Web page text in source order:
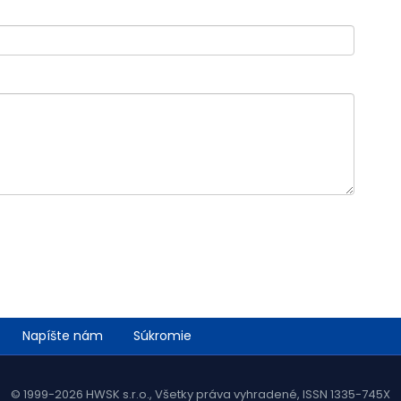
Napíšte nám Súkromie
© 1999-2026 HWSK s.r.o., Všetky práva vyhradené, ISSN 1335-745X